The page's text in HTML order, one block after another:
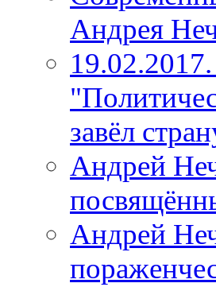
Андрея
завёл
Андрей
Андрей